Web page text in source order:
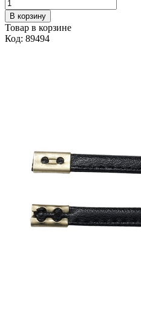
В корзину
Товар в корзине
Код: 89494